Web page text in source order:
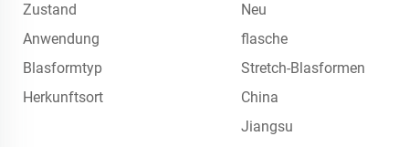
Zustand
Neu
Anwendung
flasche
Blasformtyp
Stretch-Blasformen
Herkunftsort
China
Jiangsu